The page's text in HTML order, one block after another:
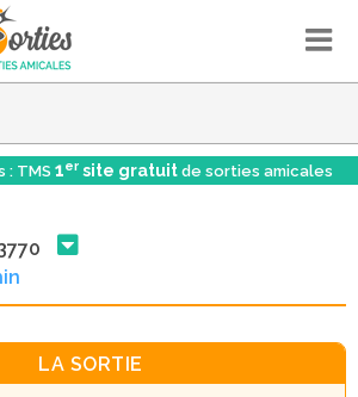
: TMS 1er site gratuit de sorties amicales
LA SORTIE